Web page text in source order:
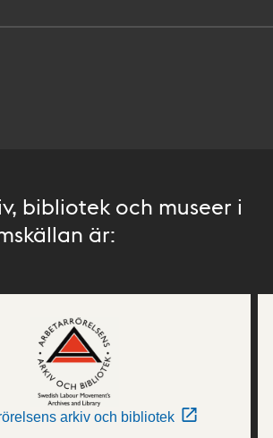
bibliotek och museer i
är:
arkiv och bibliotek